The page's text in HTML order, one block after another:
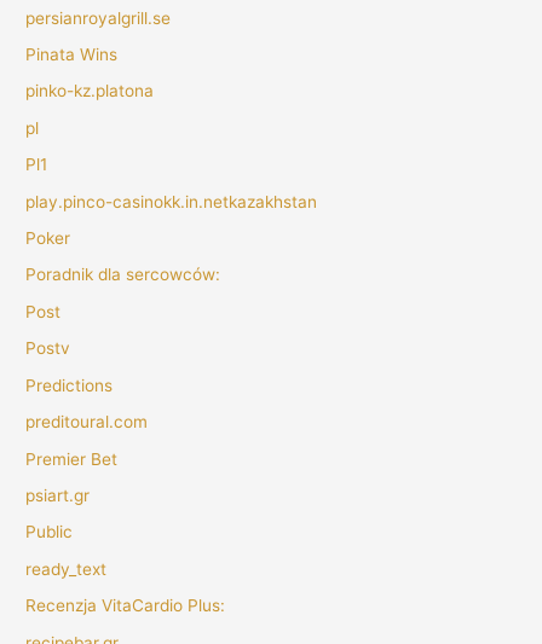
persianroyalgrill.se
Pinata Wins
pinko-kz.platona
pl
Pl1
play.pinco-casinokk.in.netkazakhstan
Poker
Poradnik dla sercowców:
Post
Postv
Predictions
preditoural.com
Premier Bet
psiart.gr
Public
ready_text
Recenzja VitaCardio Plus: